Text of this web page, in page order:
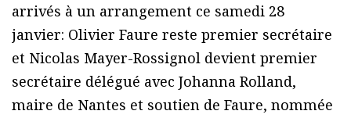
arrivés à un arrangement ce samedi 28
janvier: Olivier Faure reste premier secrétaire
et Nicolas Mayer-Rossignol devient premier
secrétaire délégué avec Johanna Rolland,
maire de Nantes et soutien de Faure, nommée